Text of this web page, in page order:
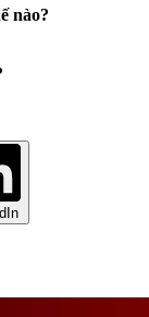
nào?